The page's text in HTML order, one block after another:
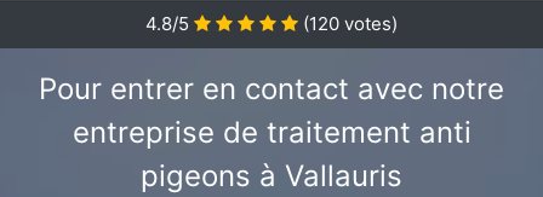
4.8/5
(120 votes)
Pour entrer en contact avec notre
entreprise de traitement anti
pigeons à Vallauris